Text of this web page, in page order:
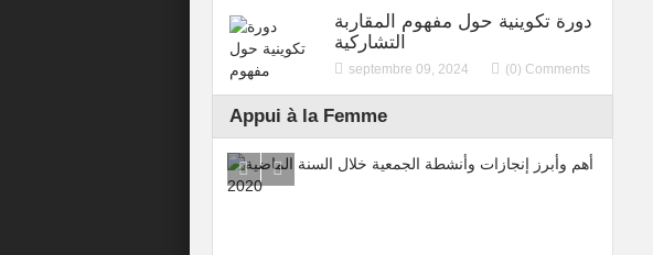
دورة تكوينية حول مفهوم المقاربة
التشاركية
septembre 09, 2024 (0) Comments
Appui à la Femme